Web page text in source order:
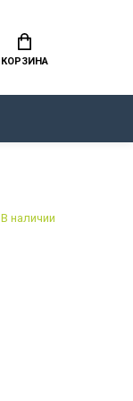
КОРЗИНА
В наличии